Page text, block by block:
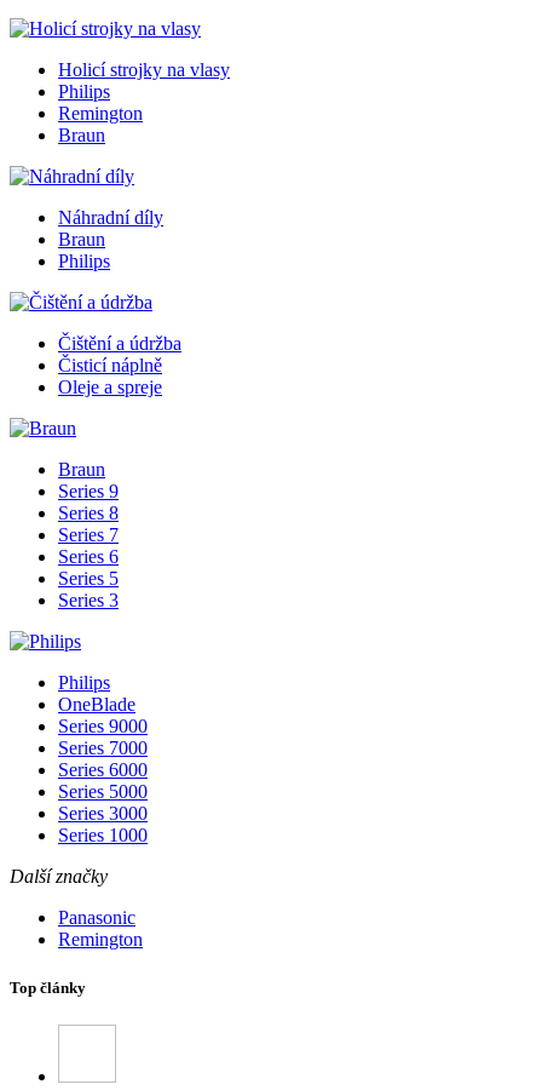
Holicí strojky na vlasy
Philips
Remington
Braun
Náhradní díly
Braun
Philips
Čištění a údržba
Čisticí náplně
Oleje a spreje
Braun
Series 9
Series 8
Series 7
Series 6
Series 5
Series 3
Philips
OneBlade
Series 9000
Series 7000
Series 6000
Series 5000
Series 3000
Series 1000
Další značky
Panasonic
Remington
Top články